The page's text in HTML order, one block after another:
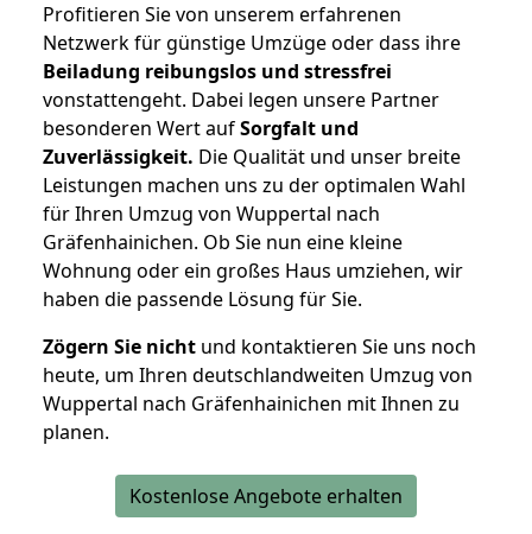
Profitieren Sie von unserem erfahrenen
Netzwerk für günstige Umzüge oder dass ihre
Beiladung reibungslos und stressfrei
vonstattengeht. Dabei legen unsere Partner
besonderen Wert aufSorgfalt und
Zuverlässigkeit. Die Qualität und unser breite
Leistungen machen uns zu der optimalen Wahl
für Ihren Umzug von Wuppertal nach
Gräfenhainichen. Ob Sie nun eine kleine
Wohnung oder ein großes Haus umziehen, wir
haben die passende Lösung für Sie.
Zögern Sie nicht und kontaktieren Sie uns noch
heute, um Ihren deutschlandweiten Umzug von
Wuppertal nach Gräfenhainichen mit Ihnen zu
planen.
Kostenlose Angebote erhalten